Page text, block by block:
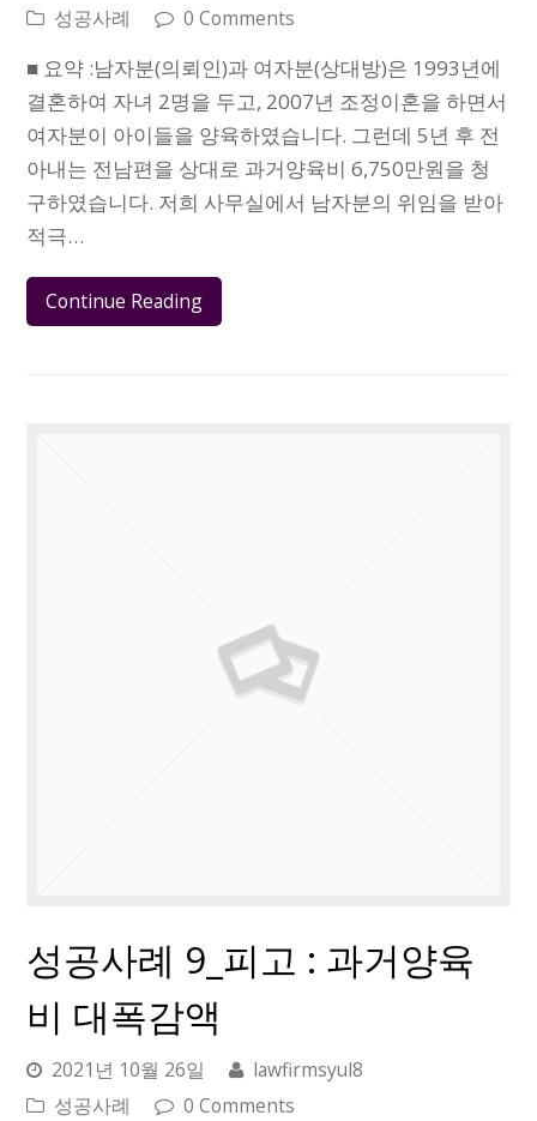
성공사례
0 Comments
■ 요약 :남자분(의뢰인)과 여자분(상대방)은 1993년에
결혼하여 자녀 2명을 두고, 2007년 조정이혼을 하면서
여자분이 아이들을 양육하였습니다. 그런데 5년 후 전
아내는 전남편을 상대로 과거양육비 6,750만원을 청
구하였습니다. 저희 사무실에서 남자분의 위임을 받아
적극…
Continue Reading
성공사례 9_피고 : 과거양육
비 대폭감액
2021년 10월 26일
lawfirmsyul8
성공사례
0 Comments